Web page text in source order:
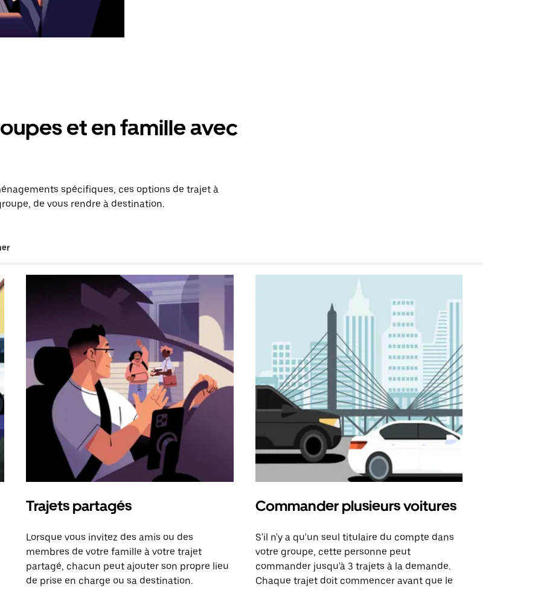
et en famille avec
spécifiques, ces options de trajet à
de vous rendre à destination.
Trajets partagés
Lorsque vous invitez des amis ou des
membres de votre famille à votre trajet
partagé, chacun peut ajouter son propre lieu
de prise en charge ou sa destination.
Commander plusieurs voitures
S'il n'y a qu'un seul titulaire du compte dans
votre groupe, cette personne peut
commander jusqu'à 3 trajets à la demande.
Chaque trajet doit commencer avant que le